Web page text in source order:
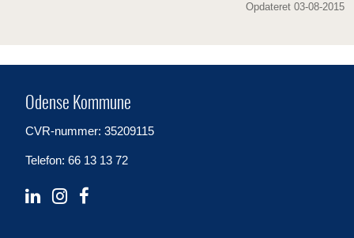
Opdateret 03-08-2015
Odense Kommune
CVR-nummer: 35209115
Telefon: 66 13 13 72